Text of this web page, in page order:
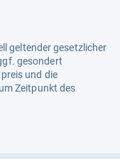
geltender gesetzlicher
gesondert
und die
Zeitpunkt des